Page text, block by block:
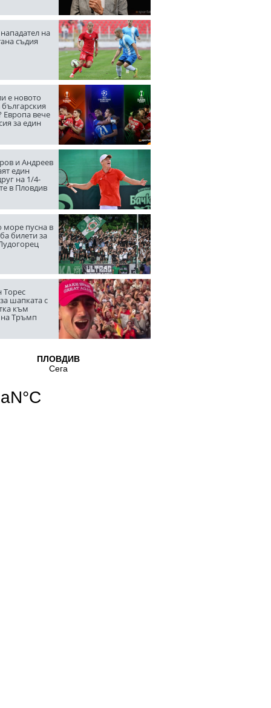
на
съдия
е новото
Европа вече
за един
и Андреев
един
на 1/4-
в Пловдив
море пусна в
билети за
Торес
шапката с
към
Тръмп